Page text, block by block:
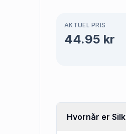
AKTUEL PRIS
44.95 kr
Hvornår er